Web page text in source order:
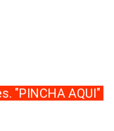
"PINCHA AQUI"